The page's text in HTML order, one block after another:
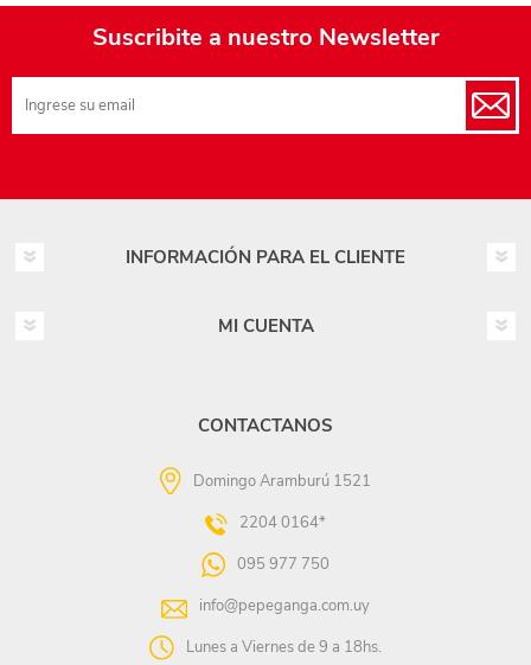
Suscribite a nuestro Newsletter
INFORMACIÓN PARA EL CLIENTE
MI CUENTA
CONTACTANOS
Domingo Aramburú 1521
2204 0164*
095 977 750
info@pepeganga.com.uy
Lunes a Viernes de 9 a 18hs.